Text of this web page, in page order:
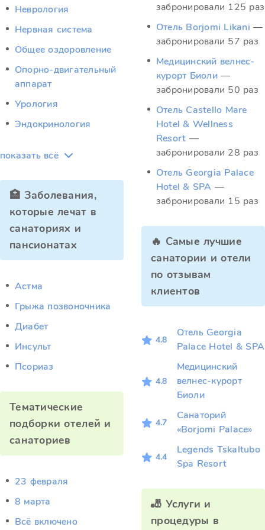
Неврология
Нервная система
Общее оздоровление
Опорно-двигательный
аппарат
Урология
Эндокринология
показать всё
🏥 Заболевания,
которые лечат в
санаториях и
пансионатах
Астма
Грыжа позвоночника
Диабет
Инсульт
Псориаз
Тематические
подборки отелей и
санаториев
23 февраля
8 марта
Всё включено
забронировали 125 раз
Отель Borjomi Likani —
забронировали 57 раз
Медицинский велнес-
курорт Биоли —
забронировали 50 раз
Отель Castello Mare
Hotel & Wellness
Resort —
забронировали 28 раз
Отель Georgia Palace
Hotel & SPA —
забронировали 15 раз
🔥 Самые лучшие
санатории и отели
по отзывам
клиентов
4.8
Отель Georgia
Palace Hotel & SPA
4.8
Медицинский
велнес-курорт
Биоли
4.7
Санаторий
«Borjomi Palace»
4.4
Legends Tskaltubo
Spa Resort
🎳 Услуги и
процедуры в